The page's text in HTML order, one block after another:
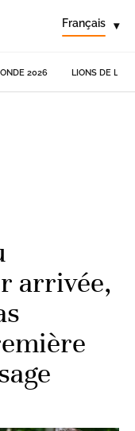
Français ▾
2026 LIONS DE
arrivée,